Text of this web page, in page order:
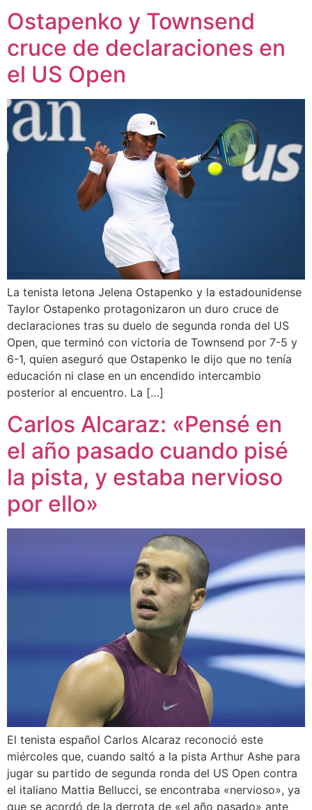
Ostapenko y Townsend
cruce de declaraciones en
el US Open
La tenista letona Jelena Ostapenko y la estadounidense
Taylor Ostapenko protagonizaron un duro cruce de
declaraciones tras su duelo de segunda ronda del US
Open, que terminó con victoria de Townsend por 7-5 y
6-1, quien aseguró que Ostapenko le dijo que no tenía
educación ni clase en un encendido intercambio
posterior al encuentro. La […]
Carlos Alcaraz: «Pensé en
el año pasado cuando pisé
la pista, y estaba nervioso
por ello»
El tenista español Carlos Alcaraz reconoció este
miércoles que, cuando saltó a la pista Arthur Ashe para
jugar su partido de segunda ronda del US Open contra
el italiano Mattia Bellucci, se encontraba «nervioso», ya
que se acordó de la derrota de «el año pasado» ante